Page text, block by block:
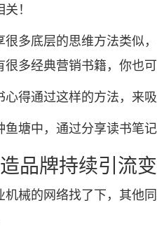
！
底层的思维方法类似
多经典营销书籍，你也可
通过这样的方法，来吸
中，通过分享读书笔记
品牌持续引流变
的网络找了下，其他